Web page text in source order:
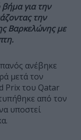
για την
την
Βαρκελώνης με
ανέβηκε
μετά τον
Prix του Qatar
από τον
υποστεί